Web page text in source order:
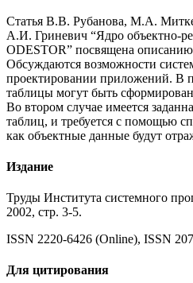
Статья В.В. Рубанова, М.А.
А.И. Гриневич “Ядро объектно-
ODESTOR” посвящена
Обсуждаются возможности
проектировании приложений. В
таблицы могут быть
Во втором случае имеется
таблиц, и требуется с помощью
как объектные данные будут
Издание
Труды Института системного
2002, стр. 3-5.
ISSN 2220-6426 (Online), ISSN
Для цитирования